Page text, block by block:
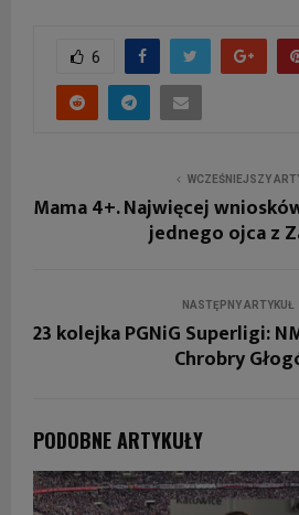
6
WCZEŚNIEJSZY
Mama 4+. Najwięcej
jednego ojca z
NASTĘPNY ARTYKUŁ
23 kolejka PGNiG Superligi:
Chrobry
PODOBNE ARTYKUŁY